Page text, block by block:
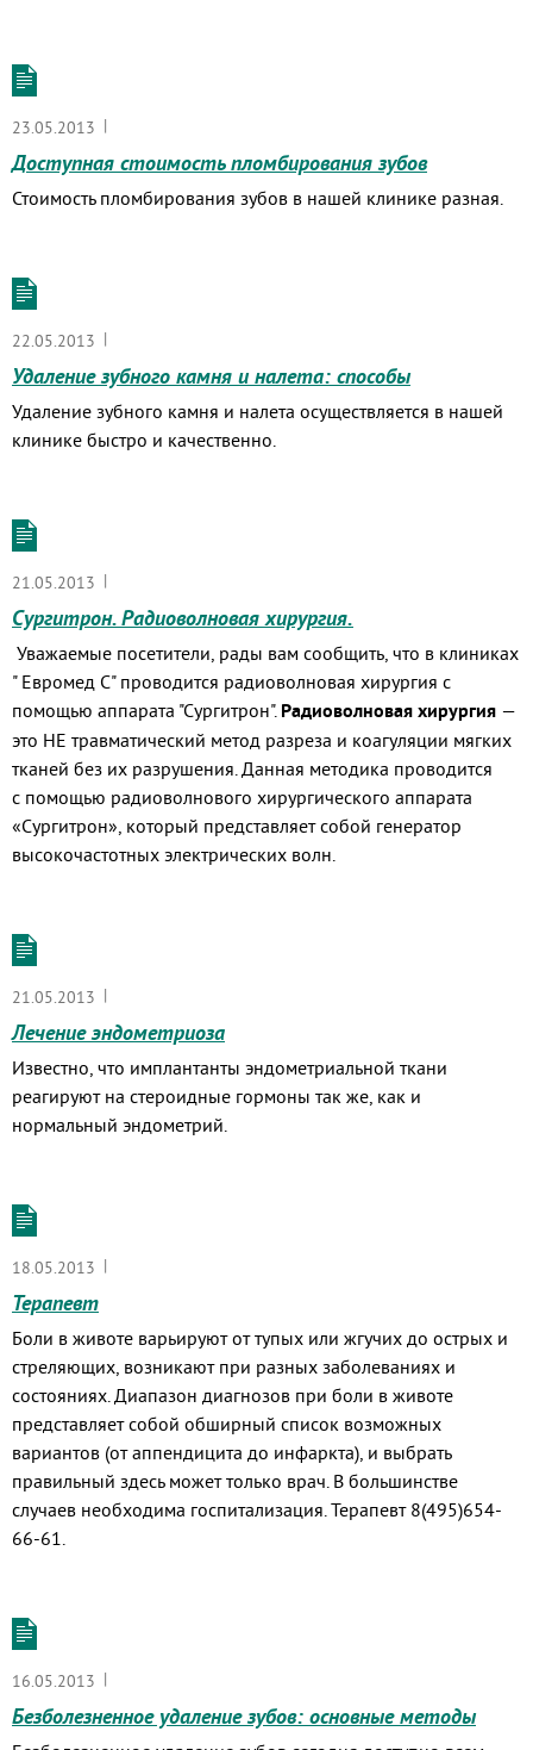
23.05.2013 |
Доступная стоимость пломбирования зубов
Стоимость пломбирования зубов в нашей клинике разная.
22.05.2013 |
Удаление зубного камня и налета: способы
Удаление зубного камня и налета осуществляется в нашей
клинике быстро и качественно.
21.05.2013 |
Сургитрон. Радиоволновая хирургия.
Уважаемые посетители, рады вам сообщить, что в клиниках
" Eвромед С" проводится радиоволновая хирургия с
помощью аппарата "Сургитрон". Радиоволновая хирургия —
это НЕ травматический метод разреза и коагуляции мягких
тканей без их разрушения. Данная методика проводится
с помощью радиоволнового хирургического аппарата
«Сургитрон», который представляет собой генератор
высокочастотных электрических волн.
21.05.2013 |
Лечение эндометриоза
Известно, что имплантанты эндометриальной ткани
реагируют на стероидные гормоны так же, как и
нормальный эндометрий.
18.05.2013 |
Терапевт
Боли в животе варьируют от тупых или жгучих до острых и
стреляющих, возникают при разных заболеваниях и
состояниях. Диапазон диагнозов при боли в животе
представляет собой обширный список возможных
вариантов (от аппендицита до инфаркта), и выбрать
правильный здесь может только врач. В большинстве
случаев необходима госпитализация. Терапевт 8(495)654-
66-61.
16.05.2013 |
Безболезненное удаление зубов: основные методы